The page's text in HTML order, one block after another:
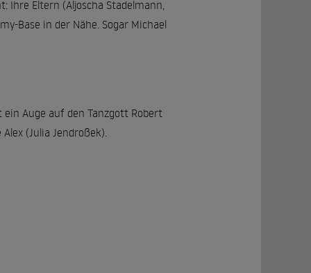
Ihre Eltern (Aljoscha Stadelmann,
Base in der Nähe. Sogar Michael
Auge auf den Tanzgott Robert
(Julia Jendroßek).